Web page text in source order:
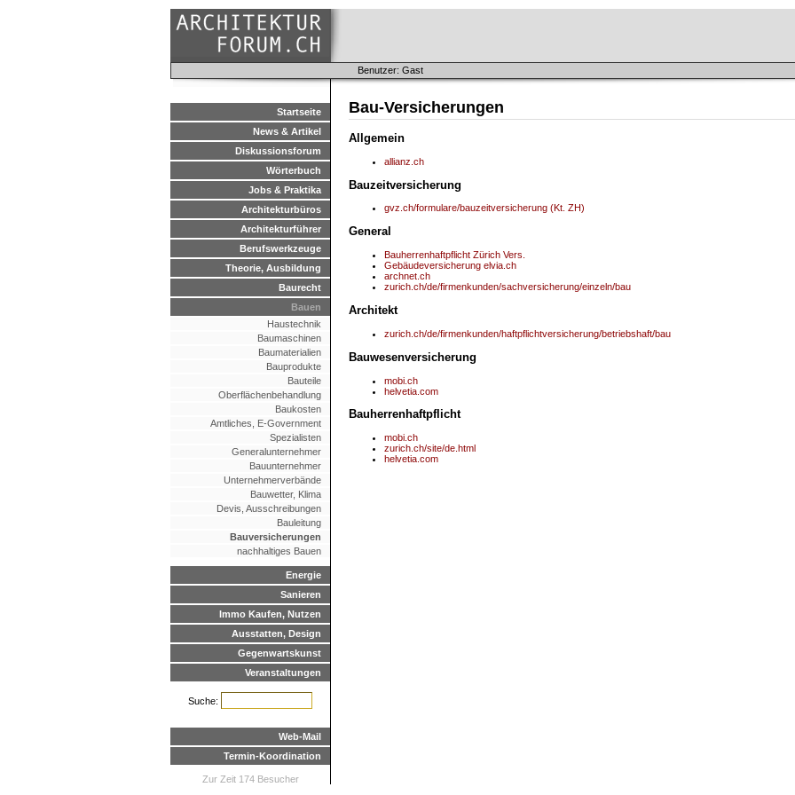
Benutzer: Gast
Startseite
News & Artikel
Diskussionsforum
Wörterbuch
Jobs & Praktika
Architekturbüros
Architekturführer
Berufswerkzeuge
Theorie, Ausbildung
Baurecht
Bauen
Haustechnik
Baumaschinen
Baumaterialien
Bauprodukte
Bauteile
Oberflächenbehandlung
Baukosten
Amtliches, E-Government
Spezialisten
Generalunternehmer
Bauunternehmer
Unternehmerverbände
Bauwetter, Klima
Devis, Ausschreibungen
Bauleitung
Bauversicherungen
nachhaltiges Bauen
Energie
Sanieren
Immo Kaufen, Nutzen
Ausstatten, Design
Gegenwartskunst
Veranstaltungen
Suche:
Web-Mail
Termin-Koordination
Zur Zeit 174 Besucher
Bau-Versicherungen
Allgemein
allianz.ch
Bauzeitversicherung
gvz.ch/formulare/bauzeitversicherung (Kt. ZH)
General
Bauherrenhaftpflicht Zürich Vers.
Gebäudeversicherung elvia.ch
archnet.ch
zurich.ch/de/firmenkunden/sachversicherung/einzeln/bau
Architekt
zurich.ch/de/firmenkunden/haftpflichtversicherung/betriebshaft/bau
Bauwesenversicherung
mobi.ch
helvetia.com
Bauherrenhaftpflicht
mobi.ch
zurich.ch/site/de.html
helvetia.com